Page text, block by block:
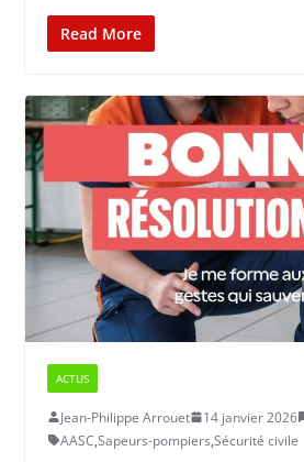
Read More
ACTUS
Jean-Philippe Arrouet 14 janvier 2026
AASC,Sapeurs-pompiers,Sécurité civile